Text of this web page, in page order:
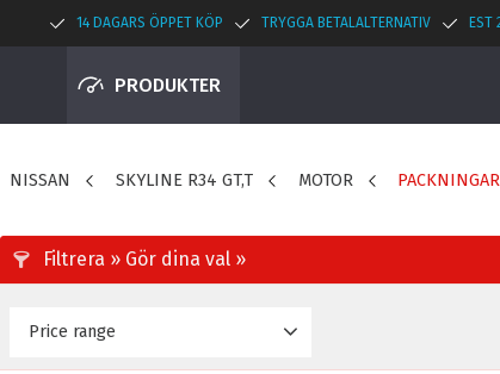
14 DAGARS ÖPPET KÖP TRYGGA BETALALTERNATIV EST
PRODUKTER
NISSAN SKYLINE R34 GT,T MOTOR PACKNINGAR
Price range